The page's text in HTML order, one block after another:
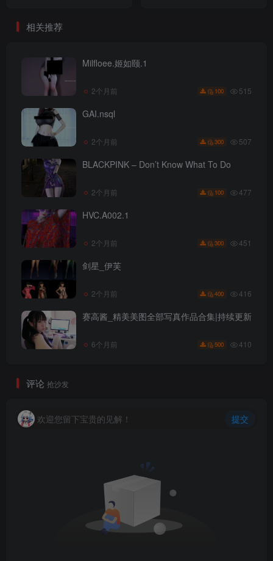
相关推荐
Milfloee.姬如颐.1
2个月前 100 515
GAI.nsql
2个月前 300 507
BLACKPINK – Don’t Know What To Do
2个月前 100 477
HVC.A002.1
2个月前 300 451
剑星_伊芙
2个月前 400 416
赛高酱_精美美图全部写真作品合集|持续更新
6个月前 500 410
评论 抢沙发
欢迎您留下宝贵的见解！ 提交